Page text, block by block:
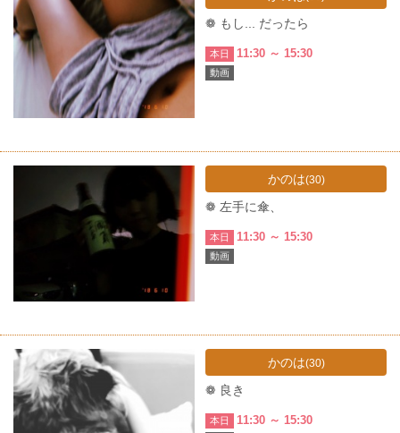
❁ もし... だったら
本日 11:30 ～ 15:30
動画
かのは(30)
❁ 左手に傘、
本日 11:30 ～ 15:30
動画
かのは(30)
❁ 良き
本日 11:30 ～ 15:30